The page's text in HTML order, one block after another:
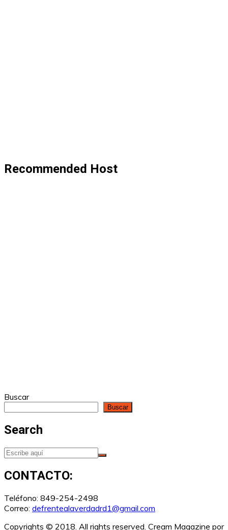
Recommended Host
Buscar
Buscar
Search
CONTACTO:
Teléfono: 849-254-2498
Correo: defrentealaverdadrd1@gmail.com
Copyrights © 2018. All rights reserved. Cream Magazine por